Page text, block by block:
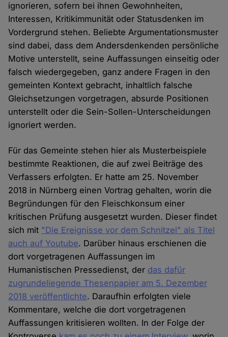
ignorieren, sofern bei ihnen Gewohnheiten,
Interessen, Kritikimmunität oder Statusdenken im
Vordergrund stehen. Beliebte Argumentationsmuster
sind dabei, dass dem Andersdenkenden persönliche
Motive unterstellt, seine Auffassungen einseitig oder
falsch wiedergegeben, ganz andere Fragen in den
gemeinten Kontext gebracht, inhaltlich falsche
Gleichsetzungen vorgetragen, absurde Positionen
unterstellt oder die Sein-Sollen-Unterscheidungen
ignoriert werden.
Für das Gemeinte stehen hier als Musterbeispiele
bestimmte Reaktionen, die auf zwei Beiträge des
Verfassers erfolgten. Er hatte am 25. November
2018 in Nürnberg einen Vortrag gehalten, worin die
Begründungen für den Fleischkonsum einer
kritischen Prüfung ausgesetzt wurden. Dieser findet
sich mit "Die Ereignisse vor dem Schnitzel" als Titel
auch auf Youtube. Darüber hinaus erschienen die
dort vorgetragenen Auffassungen im
Humanistischen Pressedienst, der das dafür
zugrundeliegende Thesenpapier am 5. Dezember
2018 veröffentlichte. Daraufhin erfolgten viele
Kommentare, welche die dort vorgetragenen
Auffassungen kritisieren wollten. In der Folge der